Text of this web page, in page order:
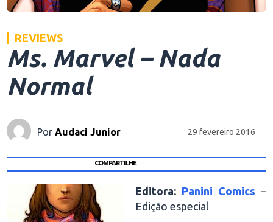
REVIEWS
Ms. Marvel – Nada
Normal
Por Audaci Junior 29 fevereiro 2016
COMPARTILHE
Editora: Panini Comics –
Edição especial